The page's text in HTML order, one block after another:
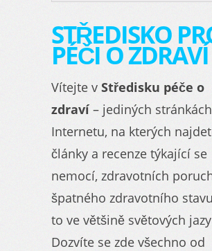
STŘEDISKO
PÉČI O ZDRAVÍ
Vítejte v Středisku péče o
zdraví– jediných
Internetu, na kterých
články a recenze týkající se
nemocí, zdravotních
špatného zdravotního
to ve většině světových
Dozvíte se zde všechno od